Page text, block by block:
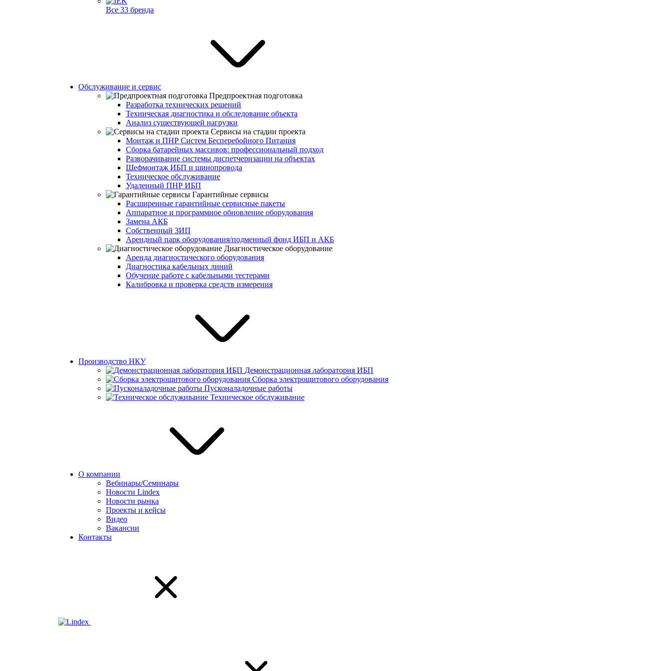
Все 33 бренда
Обслуживание и сервис
Предпроектная подготовка
Разработка технических решений
Техническая диагностика и обследование объекта
Анализ существующей нагрузки
Сервисы на стадии проекта
Монтаж и ПНР Систем Бесперебойного Питания
Сборка батарейных массивов: профессиональный подход
Разворачивание системы диспетчеризации на объектах
Шефмонтаж ИБП и шинопровода
Техническое обслуживание
Удаленный ПНР ИБП
Гарантийные сервисы
Расширенные гарантийные сервисные пакеты
Аппаратное и программное обновление оборудования
Замена АКБ
Собственный ЗИП
Арендный парк оборудования/подменный фонд ИБП и АКБ
Диагностическое оборудование
Аренда диагностического оборудования
Диагностика кабельных линий
Обучение работе с кабельными тестерами
Калибровка и проверка средств измерения
Производство НКУ
Демонстрационная лаборатория ИБП
Сборка электрощитового оборудования
Пусконаладочные работы
Техническое обслуживание
О компании
Вебинары/Семинары
Новости Lindex
Новости рынка
Проекты и кейсы
Видео
Вакансии
Контакты